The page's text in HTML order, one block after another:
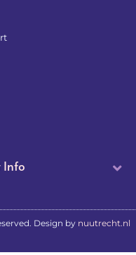
Info
Design by nuutrecht.nl